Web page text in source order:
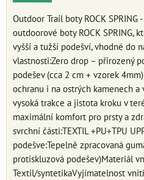
Outdoor Trail boty ROCK
outdoorové boty ROCK
vyšší a tužší podešví, vhodné do
vlastnosti:Zero drop – přirozený
podešev (cca 2 cm + vzorek
ochranu i na ostrých kamenech
vysoká trakce a jistota kroku v
maximální komfort pro prsty a
svrchní části:TEXTIL +PU+TPU
podešve:Tepelně zpracovaná
protiskluzová podešev)Materiál
Textil/syntetikaVyjímatelnost